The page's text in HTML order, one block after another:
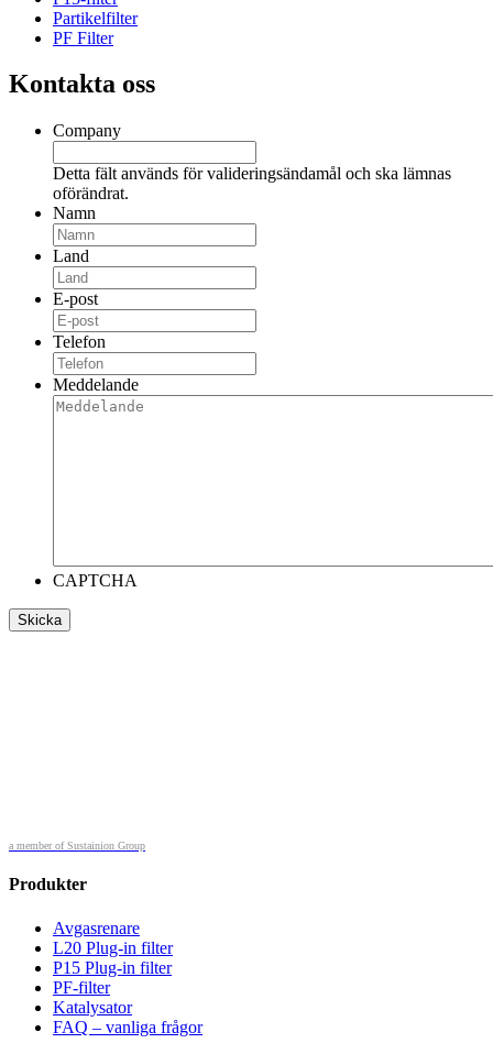
Partikelfilter
PF Filter
Kontakta oss
Company
Detta fält används för valideringsändamål och ska lämnas
oförändrat.
Namn
Land
E-post
Telefon
Meddelande
CAPTCHA
Skicka
a member of Sustainion Group
Produkter
Avgasrenare
L20 Plug-in filter
P15 Plug-in filter
PF-filter
Katalysator
FAQ – vanliga frågor